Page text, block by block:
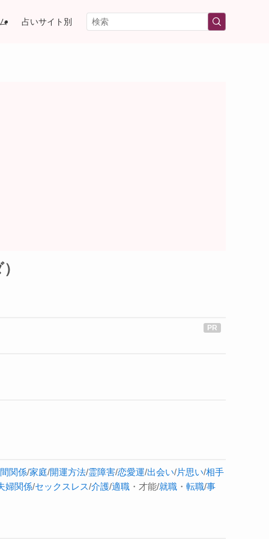
占いサイト別
関係/家庭/開運方法/霊障害/恋愛運/出会い/片思い/相手
婦関係/セックスレス/介護/適職 ・才能/就職 ・ 転職/事